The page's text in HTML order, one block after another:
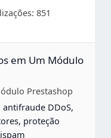
851
em Um Módulo
Prestashop
antifraude DDoS,
proteção